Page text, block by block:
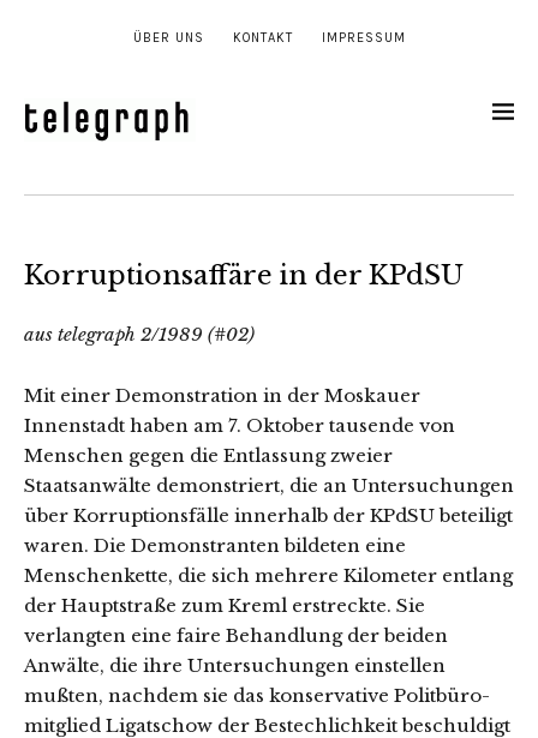
ÜBER UNS KONTAKT IMPRESSUM
Korruptionsaffäre in der KPdSU
aus telegraph 2/1989 (#02)
Mit einer Demonstration in der Moskauer
Innenstadt haben am 7. Oktober tausende von
Menschen gegen die Entlassung zweier
Staatsanwälte demonstriert, die an Untersuchungen
über Korruptionsfälle innerhalb der KPdSU beteiligt
waren. Die Demonstranten bildeten eine
Menschenkette, die sich mehrere Kilometer entlang
der Hauptstraße zum Kreml erstreckte. Sie
verlangten eine faire Behandlung der beiden
Anwälte, die ihre Untersuchungen einstellen
mußten, nachdem sie das konservative Politbüro­
mitglied Ligatschow der Bestechlichkeit beschuldigt